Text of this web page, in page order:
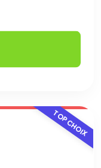
TOP CHOIX